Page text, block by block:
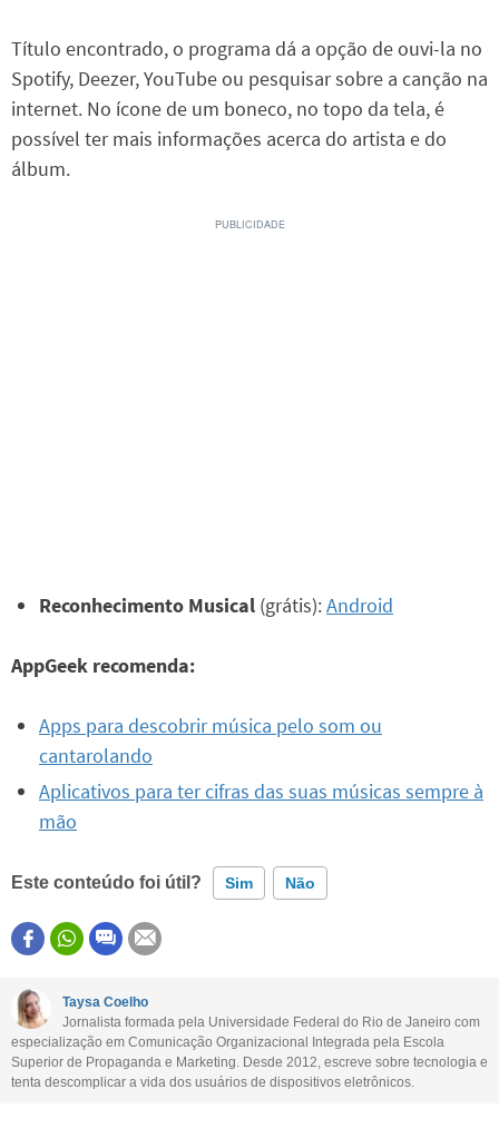
Título encontrado, o programa dá a opção de ouvi-la no
Spotify, Deezer, YouTube ou pesquisar sobre a canção na
internet. No ícone de um boneco, no topo da tela, é
possível ter mais informações acerca do artista e do
álbum.
Reconhecimento Musical (grátis):Android
AppGeek recomenda:
Apps para descobrir música pelo som ou
cantarolando
Aplicativos para ter cifras das suas músicas sempre à
mão
Este conteúdo foi útil? Sim Não
Este conteúdo contém informação incorreta
Este conteúdo não tem a informação que procuro
Outro
Taysa Coelho
Jornalista formada pela Universidade Federal do Rio de Janeiro com
especialização em Comunicação Organizacional Integrada pela Escola
Superior de Propaganda e Marketing. Desde 2012, escreve sobre tecnologia e
tenta descomplicar a vida dos usuários de dispositivos eletrônicos.